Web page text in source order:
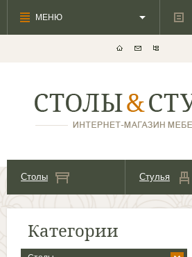
Столы Стулья
Категории
МЕНЮ